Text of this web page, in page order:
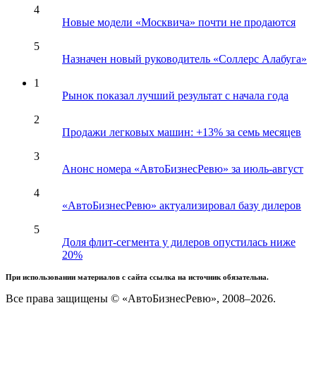
4
Новые модели «Москвича» почти не продаются
5
Назначен новый руководитель «Соллерс Алабуга»
1
Рынок показал лучший результат с начала года
2
Продажи легковых машин: +13% за семь месяцев
3
Анонс номера «АвтоБизнесРевю» за июль-август
4
«АвтоБизнесРевю» актуализировал базу дилеров
5
Доля флит-сегмента у дилеров опустилась ниже
20%
При использовании материалов с сайта ссылка на источник обязательна.
Все права защищены © «АвтоБизнесРевю», 2008–2026.